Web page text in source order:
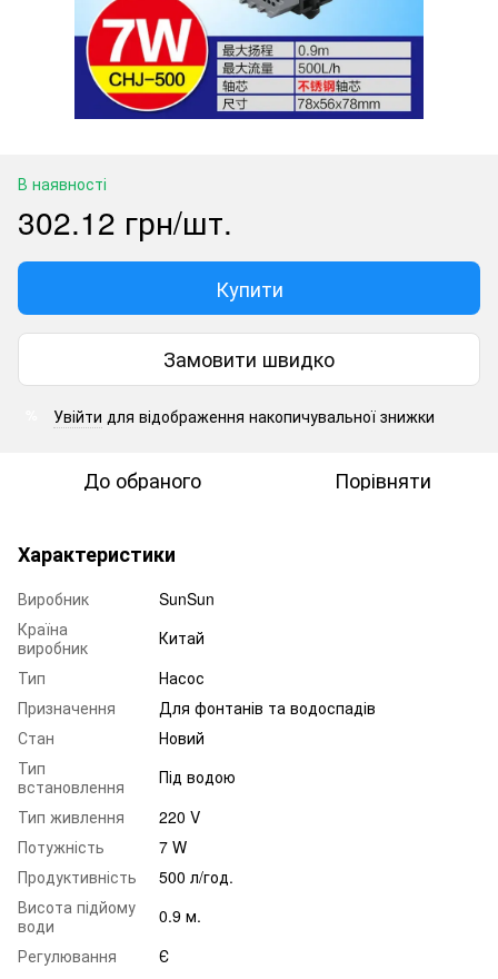
В наявності
302.12 грн/шт.
Купити
Замовити швидко
Увійти для відображення накопичувальної знижки
До обраного Порівняти
Характеристики
Виробник
SunSun
Країна
виробник
Китай
Тип
Насос
Призначення
Для фонтанів та водоспадів
Стан
Новий
Тип
встановлення
Під водою
Тип живлення
220 V
Потужність
7 W
Продуктивність
500 л/год.
Висота підйому
води
0.9 м.
Регулювання
Є